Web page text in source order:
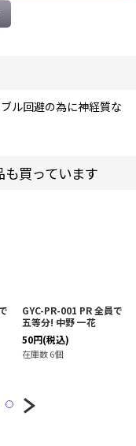
ル回避の為に神経質な
買っています
GYC-PR-001 PR 全員で
五等分! 中野 一花
50円(税込)
在庫数 6個